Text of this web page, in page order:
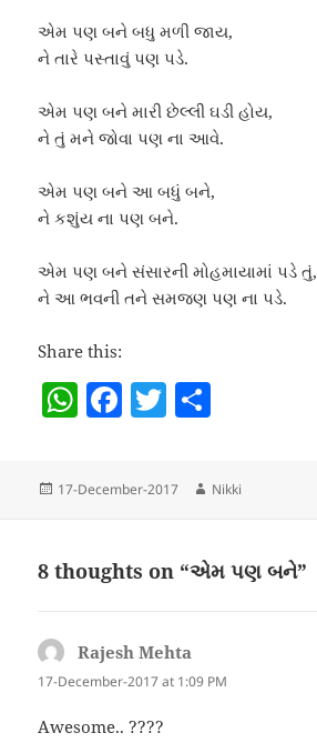
એમ પણ બને બધુ મળી જાય,
ને તારે પસ્તાવું પણ પડે.
એમ પણ બને મારી છેલ્લી ઘડી હોય,
ને તું મને જોવા પણ ના આવે.
એમ પણ બને આ બધું બને,
ને કશુંય ના પણ બને.
એમ પણ બને સંસારની મોહમાયામાં પડે તું,
ને આ ભવની તને સમજણ પણ ના પડે.
Share this:
W
s
p
F
c
e
o
k
T
itt
er
a
re
Posted
17-December-2017 Author
Nikki
8 thoughts on “એમ પણ બને”
Rajesh Mehta
17-December-2017 at 1:09 PM
Awesome.. ????